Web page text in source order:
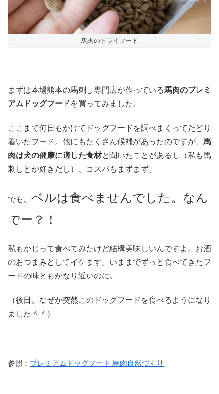
馬肉のドライフード
まずは本場熊本の馬刺し専門店が作っている馬肉のプレミ
アムドッグフードを買ってみました。
ここまで何日もかけてドッグフードを調べまくってたどり
着いたフード。他にもたくさん候補があったのですが、 馬
肉は犬の健康に適した食材と聞いたことがあるし（私も馬
刺しとか好きだし）、コスパもまずまず。
でも、 ベルは食べませんでした。なん
でー？！
私もかじって食べてみたけど結構美味しいんですよ。お酒
のおつまみとしてイケます。いままでずっと食べてきたフ
ードの味ともかなり近いのに。
（後日、なぜか突然このドッグフードを食べるようになり
ました＾＾）
参照： プレミアムドッグフード 馬肉自然づくり